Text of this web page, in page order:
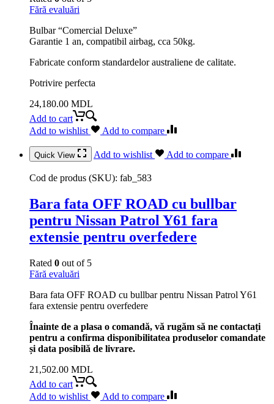
Fără evaluări
Bulbar “Comercial Deluxe”
Garantie 1 an, compatibil airbag, cca 50kg.
Fabricate conform standardelor australiene de calitate.
Potrivire perfecta
24,180.00 MDL
Add to cart
Add to wishlist
Add to compare
Quick View Add to wishlist Add to compare
Cod de produs (SKU): fab_583
Bara fata OFF ROAD cu bullbar
pentru Nissan Patrol Y61 fara
extensie pentru overfedere
Rated 0 out of 5
Fără evaluări
Bara fata OFF ROAD cu bullbar pentru Nissan Patrol Y61
fara extensie pentru overfedere
Înainte de a plasa o comandă, vă rugăm să ne contactați
pentru a confirma disponibilitatea produselor comandate
și data posibilă de livrare.
21,502.00 MDL
Add to cart
Add to wishlist
Add to compare